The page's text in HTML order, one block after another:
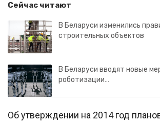
Сейчас читают
В Беларуси изменились
строительных объектов
В Беларуси вводят новые
роботизации…
Об утверждении на 2014 год